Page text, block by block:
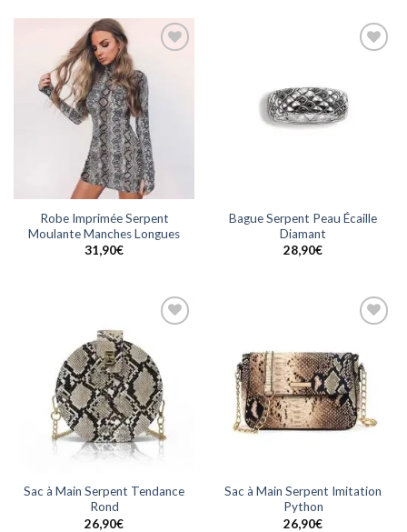
wishlist
Robe Imprimée Serpent
Moulante Manches Longues
31,90€
Bague Serpent Peau Écaille
Diamant
28,90€
wishlist
Sac à Main Serpent Tendance
Rond
26,90€
wishlist
Sac à Main Serpent Imitation
Python
26,90€